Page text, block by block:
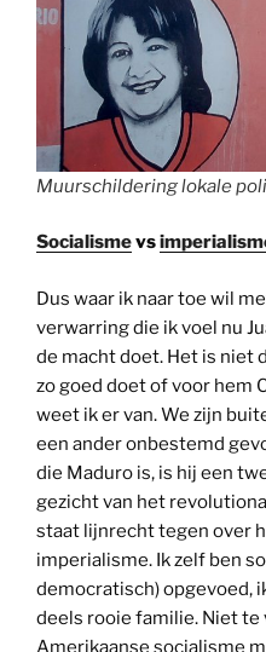
Muurschildering lokale
Socialismevs
Dus waar ik naar toe wil
verwarring die ik voel nu
de macht doet. Het is niet
zo goed doet of voor hem
weet ik er van. We zijn
een ander onbestemd
die Maduro is, is hij een
gezicht van het
staat lijnrecht tegen over
imperialisme. Ik zelf ben
democratisch) opgevoed,
deels rooie familie. Niet
Amerikaanse socialisme